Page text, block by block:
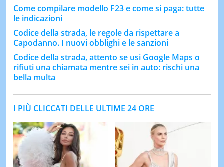
Come compilare modello F23 e come si paga: tutte
le indicazioni
Codice della strada, le regole da rispettare a
Capodanno. I nuovi obblighi e le sanzioni
Codice della strada, attento se usi Google Maps o
rifiuti una chiamata mentre sei in auto: rischi una
bella multa
I PIÙ CLICCATI DELLE ULTIME 24 ORE